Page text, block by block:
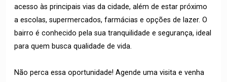
acesso às principais vias da cidade, além de estar próximo
a escolas, supermercados, farmácias e opções de lazer. O
bairro é conhecido pela sua tranquilidade e segurança, ideal
para quem busca qualidade de vida.
Não perca essa oportunidade! Agende uma visita e venha